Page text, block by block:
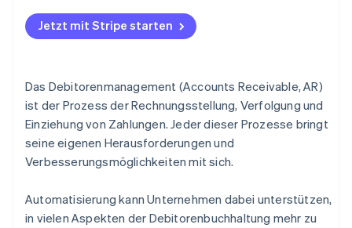
5. Flexible Zahlungskonditionen anbieten
Entscheidungen
Jetzt mit Stripe starten
Das Debitorenmanagement (Accounts Receivable, AR)
ist der Prozess der Rechnungsstellung, Verfolgung und
Einziehung von Zahlungen. Jeder dieser Prozesse bringt
seine eigenen Herausforderungen und
Verbesserungsmöglichkeiten mit sich.
Automatisierung kann Unternehmen dabei unterstützen,
in vielen Aspekten der Debitorenbuchhaltung mehr zu